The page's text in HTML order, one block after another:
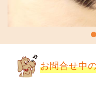
お問合せ中